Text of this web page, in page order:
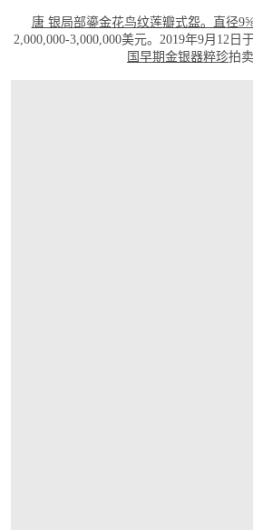
唐 银局部鎏金花鸟纹莲瓣式盌。直径
2,000,000-3,000,000美元。2019年9月12日
国早期金银器粹珍拍